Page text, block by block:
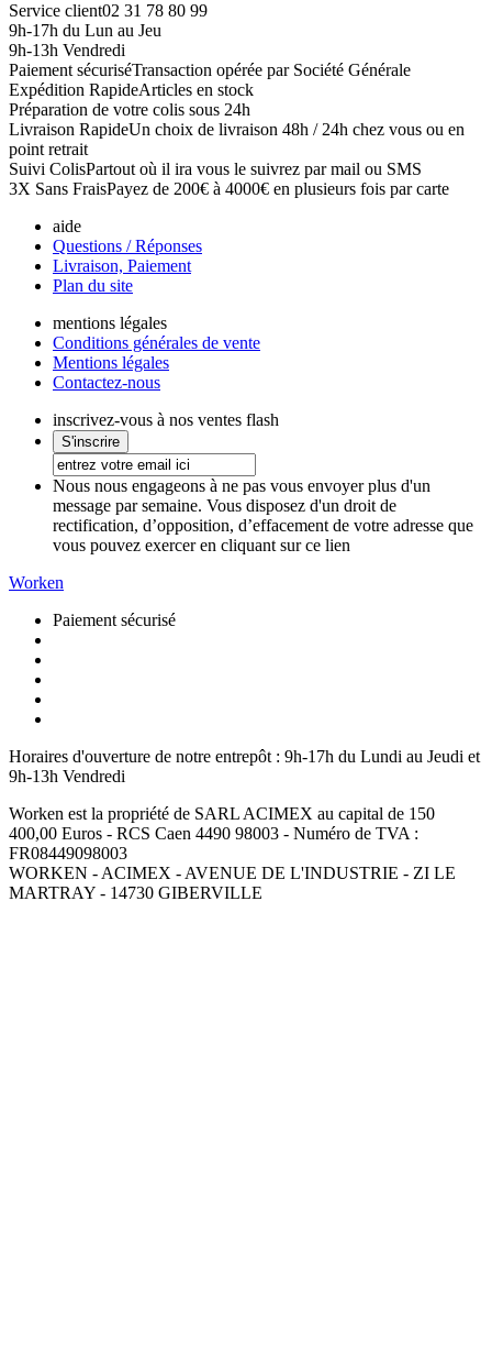
Service client02 31 78 80 99
9h-17h du Lun au Jeu
9h-13h Vendredi
Paiement sécuriséTransaction opérée par Société Générale
Expédition RapideArticles en stock
Préparation de votre colis sous 24h
Livraison RapideUn choix de livraison 48h / 24h chez vous ou en
point retrait
Suivi ColisPartout où il ira vous le suivrez par mail ou SMS
3X Sans FraisPayez de 200€ à 4000€ en plusieurs fois par carte
aide
Questions / Réponses
Livraison, Paiement
Plan du site
mentions légales
Conditions générales de vente
Mentions légales
Contactez-nous
inscrivez-vous à nos ventes flash
Nous nous engageons à ne pas vous envoyer plus d'un
message par semaine. Vous disposez d'un droit de
rectification, d’opposition, d’effacement de votre adresse que
vous pouvez exercer en cliquant sur ce lien
Worken
Paiement sécurisé
Horaires d'ouverture de notre entrepôt : 9h-17h du Lundi au Jeudi et
9h-13h Vendredi
Worken est la propriété de SARL ACIMEX au capital de 150
400,00 Euros - RCS Caen 4490 98003 - Numéro de TVA :
FR08449098003
WORKEN - ACIMEX - AVENUE DE L'INDUSTRIE - ZI LE
MARTRAY - 14730 GIBERVILLE